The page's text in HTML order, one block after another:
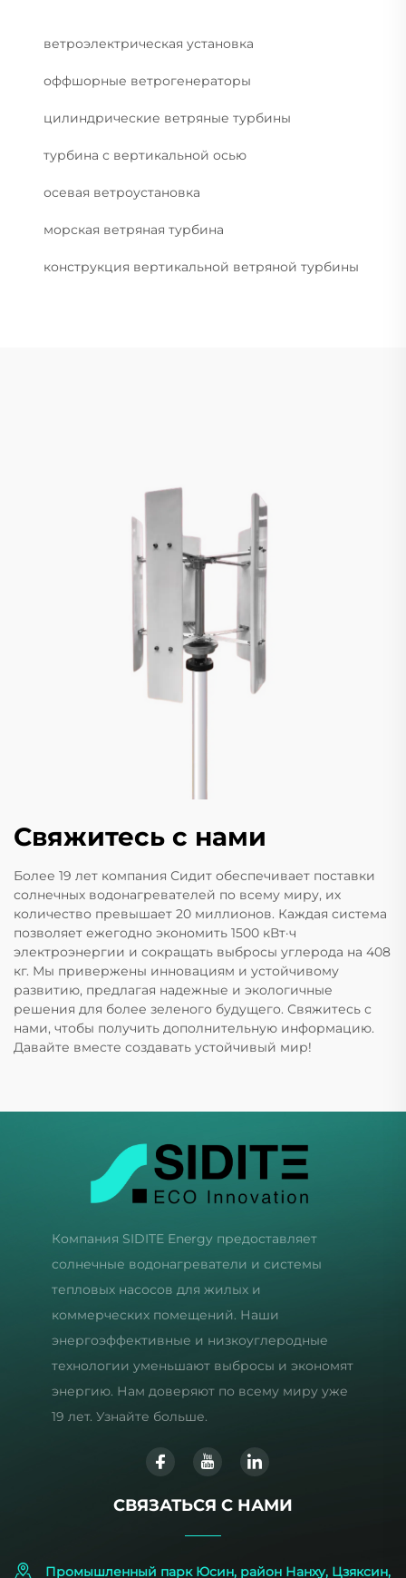
ветроэлектрическая установка
оффшорные ветрогенераторы
цилиндрические ветряные турбины
турбина с вертикальной осью
осевая ветроустановка
морская ветряная турбина
конструкция вертикальной ветряной турбины
Свяжитесь с нами
Более 19 лет компания Сидит обеспечивает поставки
солнечных водонагревателей по всему миру, их
количество превышает 20 миллионов. Каждая система
позволяет ежегодно экономить 1500 кВт·ч
электроэнергии и сокращать выбросы углерода на 408
кг. Мы привержены инновациям и устойчивому
развитию, предлагая надежные и экологичные
решения для более зеленого будущего. Свяжитесь с
нами, чтобы получить дополнительную информацию.
Давайте вместе создавать устойчивый мир!
Компания SIDITE Energy предоставляет
солнечные водонагреватели и системы
тепловых насосов для жилых и
коммерческих помещений. Наши
энергоэффективные и низкоуглеродные
технологии уменьшают выбросы и экономят
энергию. Нам доверяют по всему миру уже
19 лет. Узнайте больше.
СВЯЗАТЬСЯ С НАМИ
Промышленный парк Юсин, район Нанху, Цзяксин,